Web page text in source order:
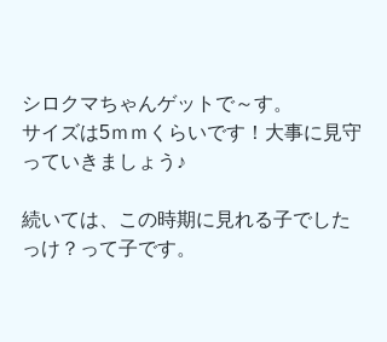
シロクマちゃんゲットで～す。
サイズは5ｍｍくらいです！大事に見守
っていきましょう♪
続いては、この時期に見れる子でした
っけ？って子です。